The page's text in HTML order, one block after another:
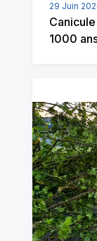
29 Juin
1000